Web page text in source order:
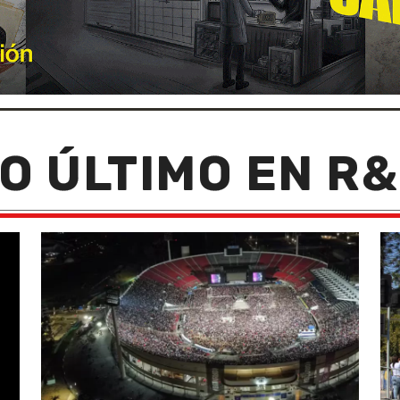
ÚLTIMO EN